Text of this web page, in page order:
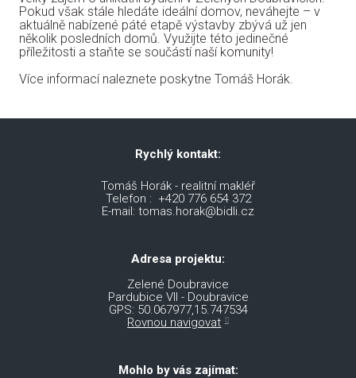
Pokud však stále hledáte ideální domov, neváhejte – v
aktuálně nabízené páté etapě výstavby zbývá už jen
několik posledních domů. Využijte této jedinečné
příležitosti a staňte se součástí naší komunity!
Více informací naleznete poskytne Tomáš Horák.
Rychlý kontakt:
Tomáš Horák - realitní makléř
Telefon : +420 776 654 372
E-mail: tomas.horak@bidli.cz
Adresa projektu:
Zelené Doubravice
Pardubice VII - Doubravice
GPS: 50.067977,15.747534
Rovnou navigovat
Mohlo by vás zajímat: